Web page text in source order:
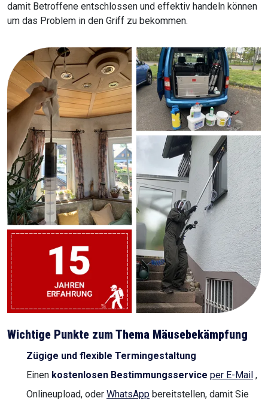
damit Betroffene entschlossen und effektiv handeln können
um das Problem in den Griff zu bekommen.
Wichtige Punkte zum Thema Mäusebekämpfung
Zügige und flexible Termingestaltung
Einen kostenlosen Bestimmungsservice per E-Mail ,
Onlineupload, oder WhatsApp bereitstellen, damit Sie